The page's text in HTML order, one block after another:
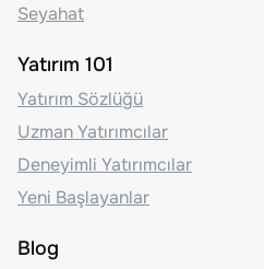
Seyahat
Yatırım 101
Yatırım Sözlüğü
Uzman Yatırımcılar
Deneyimli Yatırımcılar
Yeni Başlayanlar
Blog